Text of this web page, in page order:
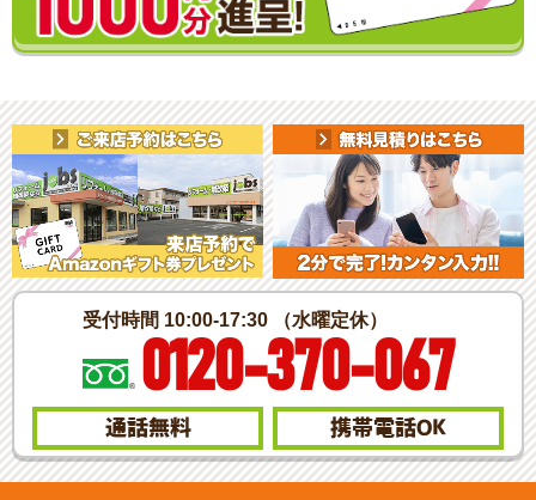
受付時間 10:00-17:30 （水曜定休）
0120-370-067
通話無料 携帯電話OK